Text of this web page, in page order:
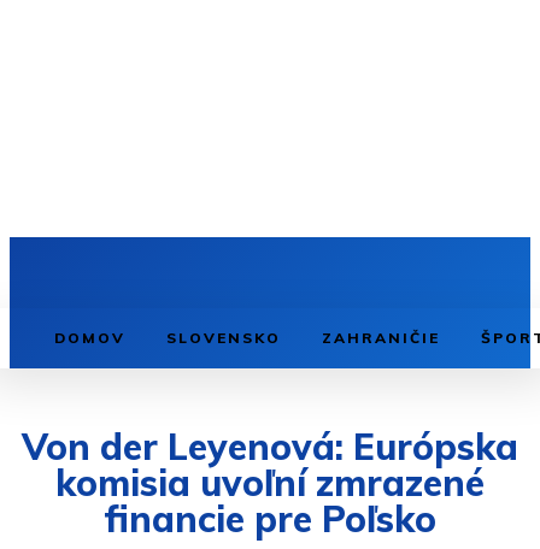
DOMOV SLOVENSKO ZAHRANIČIE
Von der Leyenová: Európska
komisia uvoľní zmrazené
financie pre Poľsko